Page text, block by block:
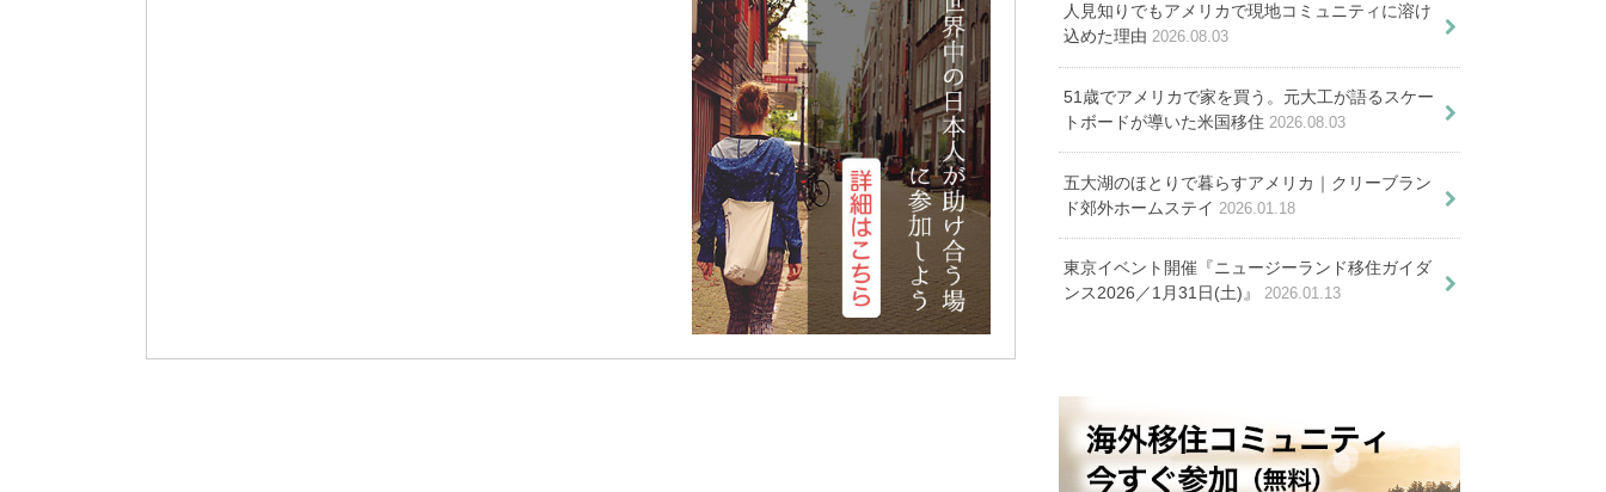
地中海の楽園・マルタ共和国 ゴ
３ヵ国留学者が明かすマルタ留学がオススメな８つの理
マルタの移動手段と乗り方完全ガイド。留学生必
人見知りでもアメリカで現地コミュニティに溶け
込めた理由 2026.08.03
51歳でアメリカで家を買う。元大工が語るスケー
トボードが導いた米国移住 2026.08.03
五大湖のほとりで暮らすアメリカ｜クリーブラン
ド郊外ホームステイ 2026.01.18
東京イベント開催『ニュージーランド移住ガイダ
ンス2026／1月31日(土)』
2026.01.13